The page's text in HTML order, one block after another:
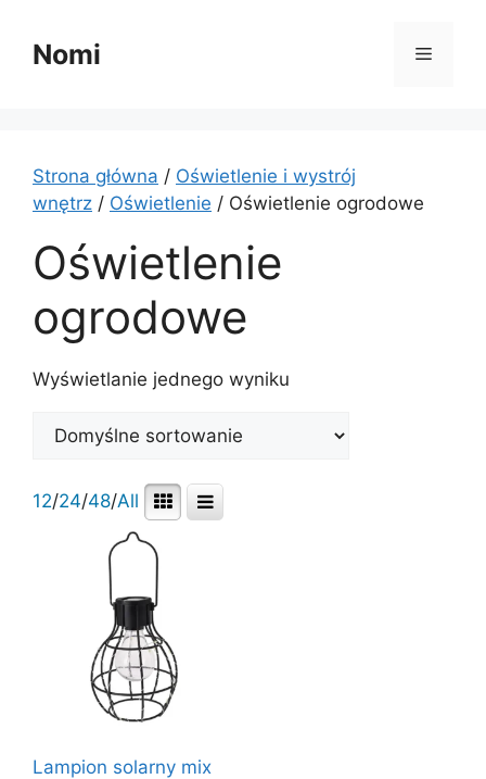
treściNomi Menu
Strona główna / Oświetlenie i wystrój
wnętrz / Oświetlenie / Oświetlenie ogrodowe
Oświetlenie
ogrodowe
Wyświetlanie jednego wyniku
12/24/48/All
Lampion solarny mix